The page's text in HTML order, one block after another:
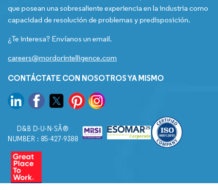
que posean una sobresaliente experiencia en la industria como
capacidad de resolución de problemas y predisposición.
¿Te interesa? Envíanos un email.
careers@mordorintelligence.com
CONTÁCTATE CON NOSOTROS YA MISMO
D&B D-U-N-SÂ®
NUMBER : 85-427-9388